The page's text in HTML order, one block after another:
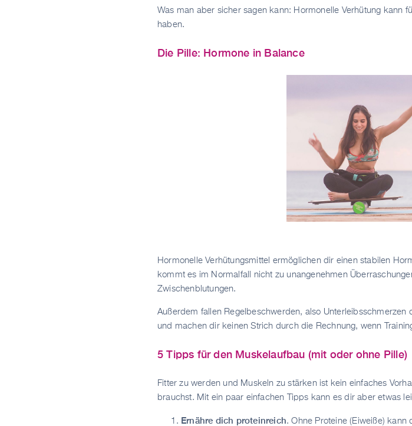
Was man aber sicher sagen kann: Hormonelle Verhütung kann
haben.
Die Pille: Hormone in Balance
Hormonelle Verhütungsmittel ermöglichen dir einen stabilen
kommt es im Normalfall nicht zu unangenehmen
Zwischenblutungen.
Außerdem fallen Regelbeschwerden, also
und machen dir keinen Strich durch die Rechnung, wenn
5 Tipps für den Muskelaufbau (mit oder ohne Pille)
Fitter zu werden und Muskeln zu stärken ist kein einfaches
brauchst. Mit ein paar einfachen Tipps kann es dir aber etwas
Ernähre dich proteinreich. Ohne Proteine (Eiweiße)